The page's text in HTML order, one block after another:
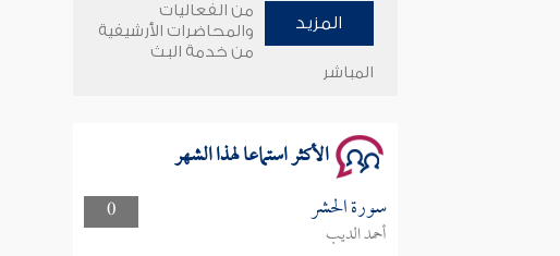
وأمنهم من خوف 9
المزيد
من الفعاليات
والمحاضرات الأرشيفية
من خدمة البث
المباشر
الأكثر استماعا لهذا الشهر
0 سورة الحشر
أحمد الديب